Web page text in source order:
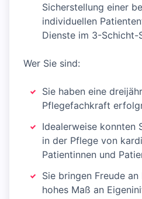
Sicherstellung einer
individuellen
Dienste im 3-Schicht-
Wer Sie sind:
Sie haben eine
Pflegefachkraft
Idealerweise konnten
in der Pflege von
Patientinnen und
Sie bringen Freude
hohes Maß an